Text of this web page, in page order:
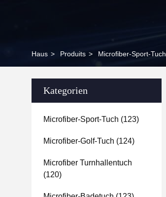
Haus > Produits > Microfiber-Sport-Tuch
Kategorien
Microfiber-Sport-Tuch (123)
Microfiber-Golf-Tuch (124)
Microfiber Turnhallentuch
(120)